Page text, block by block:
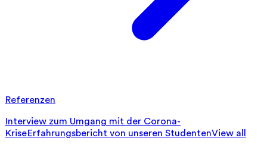
Referenzen
Interview zum Umgang mit der Corona-
KriseErfahrungsbericht von unseren StudentenView all